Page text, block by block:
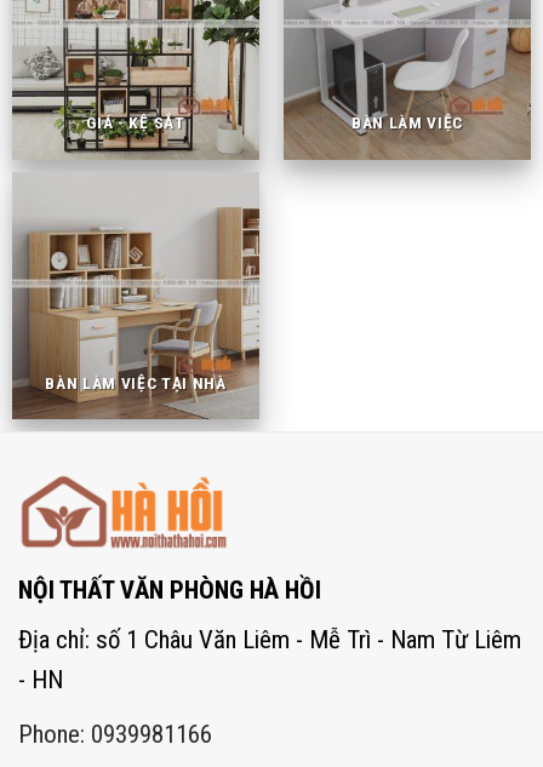
GIÁ - KỆ SẮT BÀN LÀM VIỆC
BÀN LÀM VIỆC TẠI NHÀ
NỘI THẤT VĂN PHÒNG HÀ HỒI
Địa chỉ: số 1 Châu Văn Liêm - Mễ Trì - Nam Từ Liêm
- HN
Phone: 0939981166